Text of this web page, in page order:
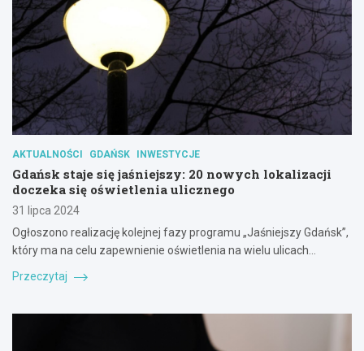
AKTUALNOŚCI GDAŃSK INWESTYCJE
Gdańsk staje się jaśniejszy: 20 nowych lokalizacji
doczeka się oświetlenia ulicznego
31 lipca 2024
Ogłoszono realizację kolejnej fazy programu „Jaśniejszy Gdańsk”,
który ma na celu zapewnienie oświetlenia na wielu ulicach…
Przeczytaj